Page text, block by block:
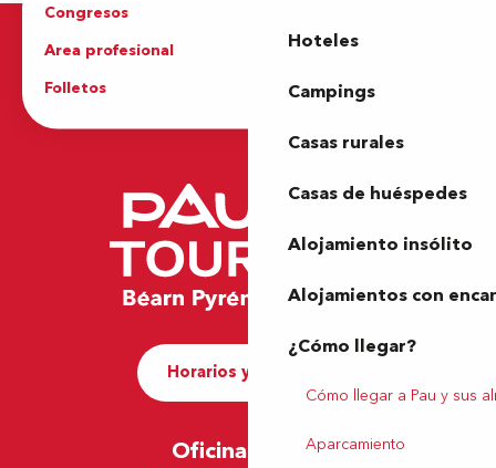
Hoteles
Campings
Casas rurales
Casas de huéspedes
Alojamiento insólito
Alojamientos con
¿Cómo llegar?
Cómo llegar a Pau y sus
Aparcamiento
Congresos
Area profesional
Prensa
Folletos
Oficina de Turismo
Horarios y contacto
Oficina de Pau